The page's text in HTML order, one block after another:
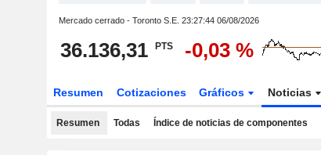
Mercado cerrado - Toronto S.E. 23:27:44 06/08/2026
36.136,31 PTS -0,03 %
Resumen Cotizaciones Gráficos Noticias
Resumen Todas Índice de noticias de componentes